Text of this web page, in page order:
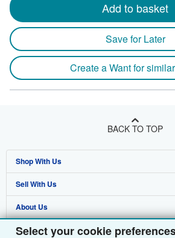
Select your cookie
Add to basket
Save for Later
Create a Want for
BACK TO TOP
Shop With Us
Advanced Search
Browse Collections
My Account
Sell With Us
Start Selling
Join Our Affiliate Programme
About Us
About AbeBooks
Find Help